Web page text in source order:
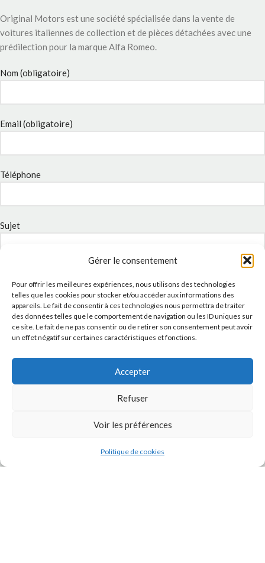
Gérer le consentement
Pour offrir les meilleures expériences, nous utilisons des technologies
telles que les cookies pour stocker et/ou accéder aux informations des
appareils. Le fait de consentir à ces technologies nous permettra de traiter
des données telles que le comportement de navigation ou les ID uniques sur
ce site. Le fait de ne pas consentir ou de retirer son consentement peut avoir
un effet négatif sur certaines caractéristiques et fonctions.
Accepter
Refuser
Voir les préférences
Politique de cookies
Original Motors est une société spécialisée dans la vente de
voitures italiennes de collection et de pièces détachées avec une
prédilection pour la marque Alfa Romeo.
Nom (obligatoire)
Email (obligatoire)
Téléphone
Sujet